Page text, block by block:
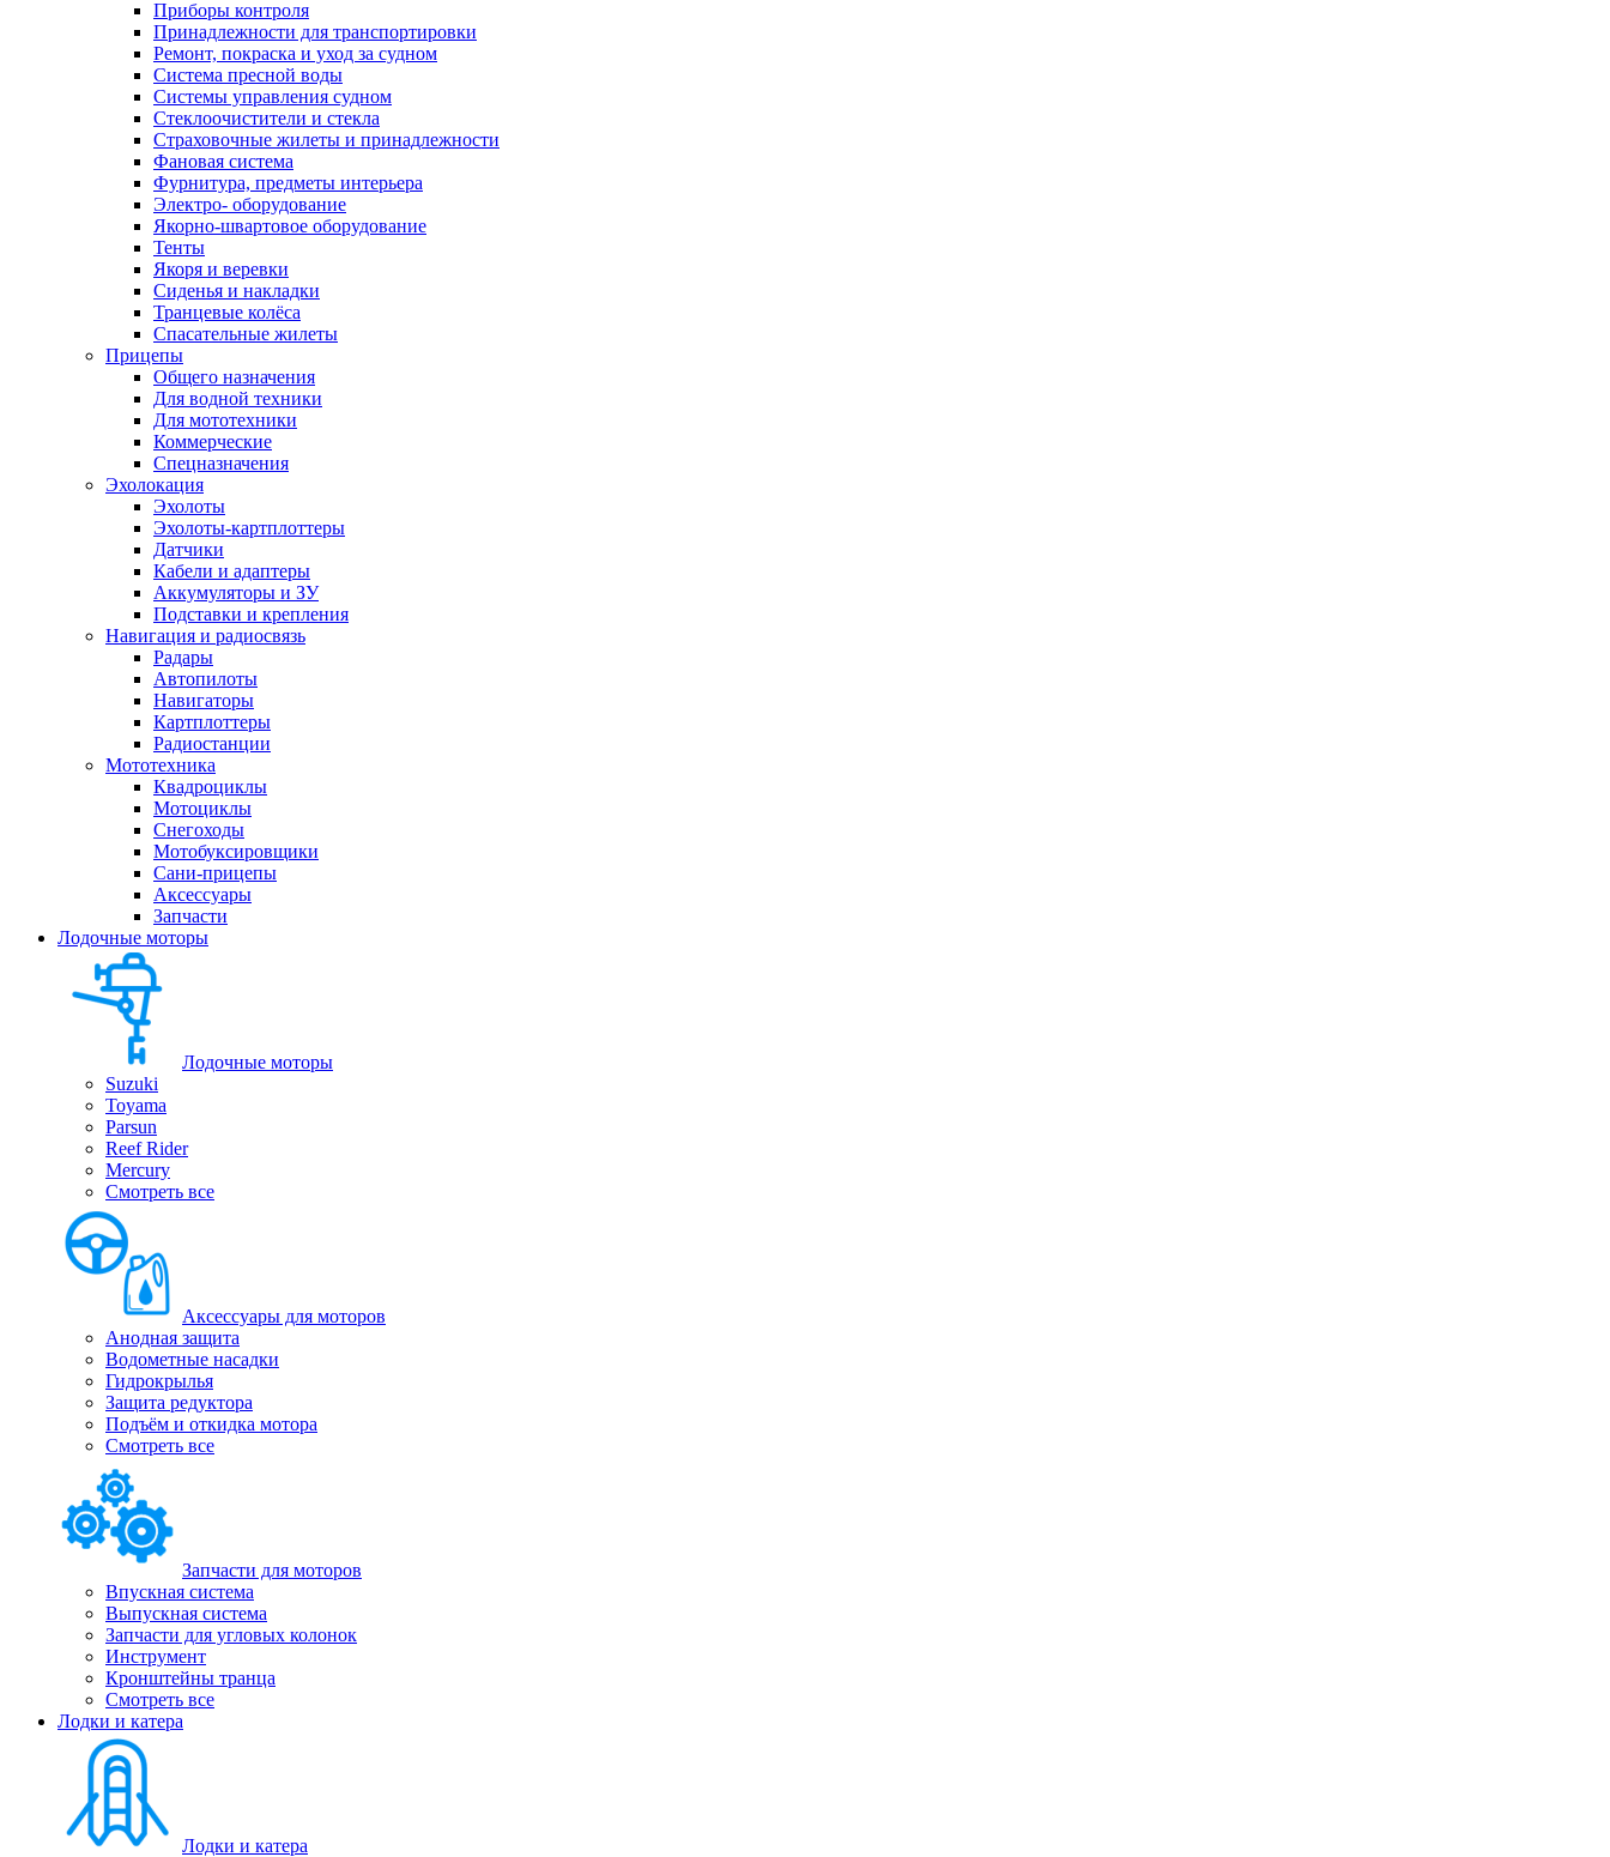
Приборы контроля
Принадлежности для транспортировки
Ремонт, покраска и уход за судном
Система пресной воды
Системы управления судном
Стеклоочистители и стекла
Страховочные жилеты и принадлежности
Фановая система
Фурнитура, предметы интерьера
Электро- оборудование
Якорно-швартовое оборудование
Тенты
Якоря и веревки
Сиденья и накладки
Транцевые колёса
Спасательные жилеты
Прицепы
Общего назначения
Для водной техники
Для мототехники
Коммерческие
Спецназначения
Эхолокация
Эхолоты
Эхолоты-картплоттеры
Датчики
Кабели и адаптеры
Аккумуляторы и ЗУ
Подставки и крепления
Навигация и радиосвязь
Радары
Автопилоты
Навигаторы
Картплоттеры
Радиостанции
Мототехника
Квадроциклы
Мотоциклы
Снегоходы
Мотобуксировщики
Сани-прицепы
Аксессуары
Запчасти
Лодочные моторы
Лодочные моторы
Suzuki
Toyama
Parsun
Reef Rider
Mercury
Смотреть все
Аксессуары для моторов
Анодная защита
Водометные насадки
Гидрокрылья
Защита редуктора
Подъём и откидка мотора
Смотреть все
Запчасти для моторов
Впускная система
Выпускная система
Запчасти для угловых колонок
Инструмент
Кронштейны транца
Смотреть все
Лодки и катера
Лодки и катера